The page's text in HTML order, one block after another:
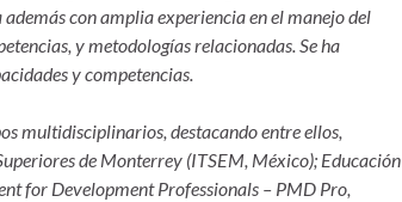
con amplia experiencia en el manejo del
y metodologías relacionadas. Se ha
y competencias.
multidisciplinarios, destacando entre ellos,
de Monterrey (ITSEM, México); Educación
for Development Professionals – PMD Pro,